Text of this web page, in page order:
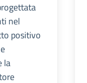
nel
positivo
la